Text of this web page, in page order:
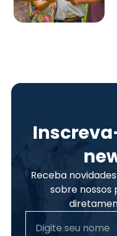
Receba
sobre nossos